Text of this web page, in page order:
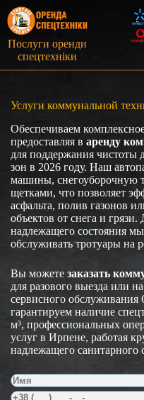
Перейти
сути
Послуги оренди
спецтехніки
Услуги коммунальной
Обеспечиваем
предоставляя в аренду
для поддержания
зон в 2026 году. Наш
машины, снегоуборочную
щетками, что позволяет
асфальта, полив газонов
объектов от снега и
надлежащего состояния
обслуживать тротуары на
Вы можете заказать
для разового выезда или
сервисного
гарантируем наличие
м³, профессиональных
услуг в Ирпене, работая
надлежащего санитарного